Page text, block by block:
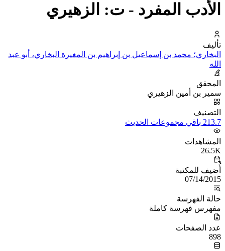
الأدب المفرد - ت: الزهيري
تأليف
البخاري؛ محمد بن إسماعيل بن إبراهيم بن المغيرة البخاري، أبو عبد
الله
المحقق
سمير بن أمين الزهيري
التصنيف
213.7 باقي مجموعات الحديث
المشاهدات
26.5K
أُضيف للمكتبة
07/14/2015
حالة الفهرسة
مفهرس فهرسة كاملة
عدد الصفحات
898